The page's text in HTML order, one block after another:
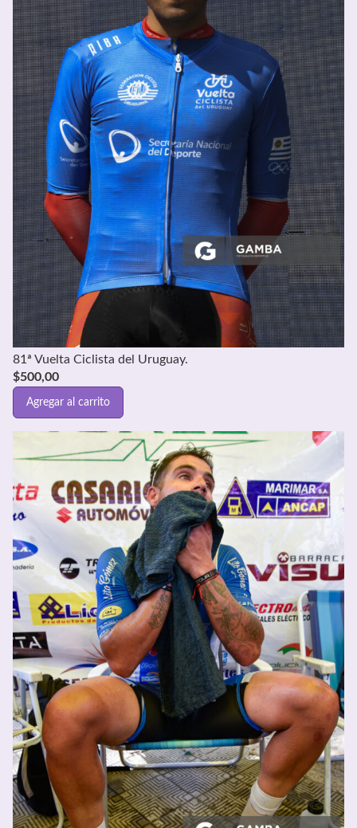
81ª Vuelta Ciclista del Uruguay.
$500,00
Agregar al carrito